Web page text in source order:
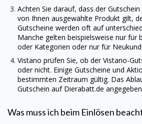
Achten Sie darauf, dass der
von Ihnen ausgewählte Produkt gilt,
Gutscheine werden oft auf
Manche gelten beispielsweise nur für
oder Kategorien oder nur für
Vistano prüfen Sie, ob der Vistano-
oder nicht. Einige Gutscheine und
bestimmten Zeitraum gültig. Das
Gutschein aufDierabatt.de
Was muss ich beim Einlösen